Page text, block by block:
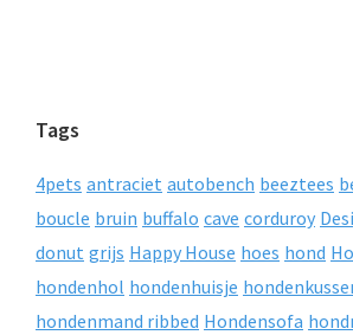
Tags
4pets antraciet autobench beeztees
boucle bruin buffalo cave corduroy
donut grijs Happy House hoes hond
hondenhol hondenhuisje
hondenmand ribbed Hondensofa